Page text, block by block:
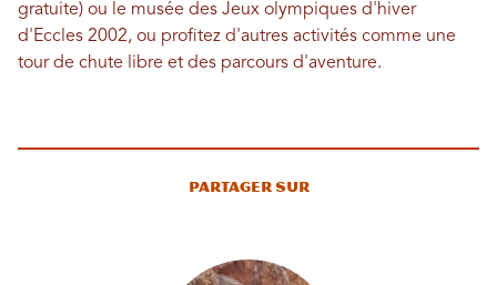
gratuite) ou le musée des Jeux olympiques d'hiver
d'Eccles 2002, ou profitez d'autres activités comme une
tour de chute libre et des parcours d'aventure.
Partager sur